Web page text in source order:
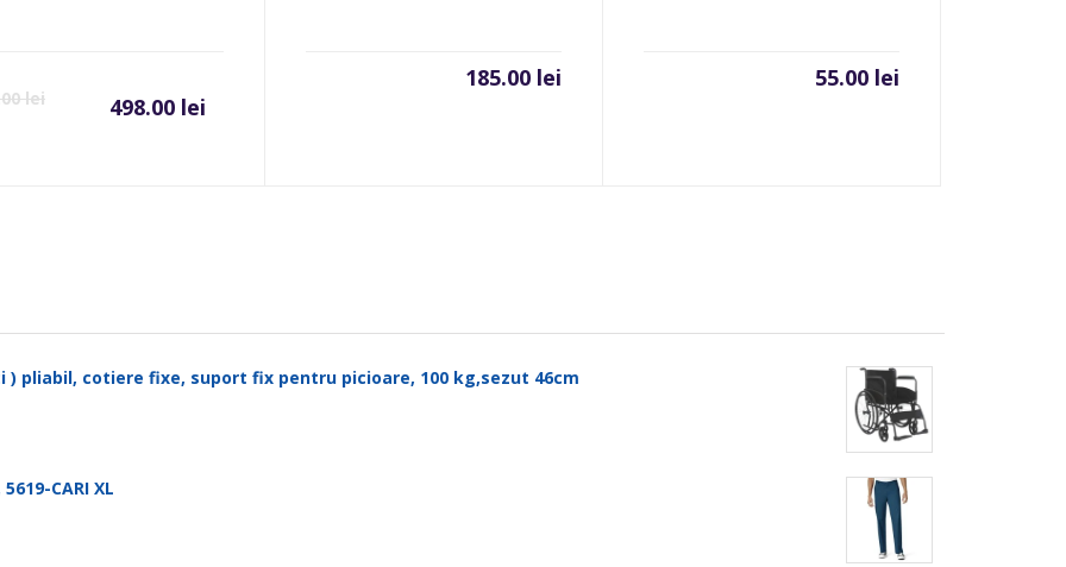
lei 498.00 lei
185.00 lei 55.00 lei
pliabil, cotiere fixe, suport fix pentru picioare, 100 kg,sezut 46cm
CARI XL